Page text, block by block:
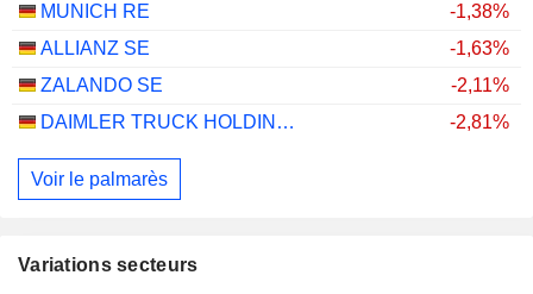
MUNICH RE
-1,38%
ALLIANZ SE
-1,63%
ZALANDO SE
-2,11%
DAIMLER TRUCK HOLDING AG
-2,81%
Voir le palmarès
Variations secteurs